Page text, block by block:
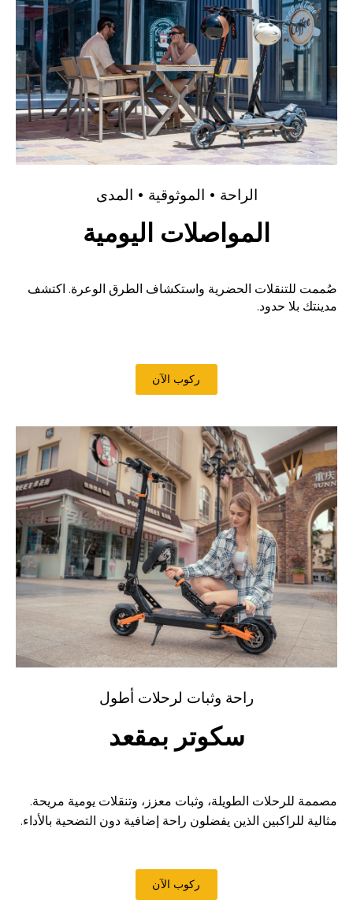
الراحة • الموثوقية • المدى
المواصلات اليومية
صُممت للتنقلات الحضرية واستكشاف الطرق الوعرة. اكتشف
مدينتك بلا حدود.
ركوب الآن
راحة وثبات لرحلات أطول
سكوتر بمقعد
مصممة للرحلات الطويلة، وثبات معزز، وتنقلات يومية مريحة.
مثالية للراكبين الذين يفضلون راحة إضافية دون التضحية بالأداء.
ركوب الآن